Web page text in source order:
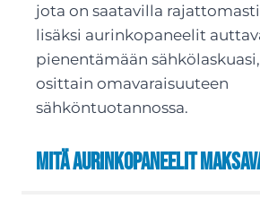
jota on saatavilla
lisäksi aurinkopaneelit
pienentämään
osittain omavaraisuuteen
sähköntuotannossa.
Mitä aurinkopaneelit